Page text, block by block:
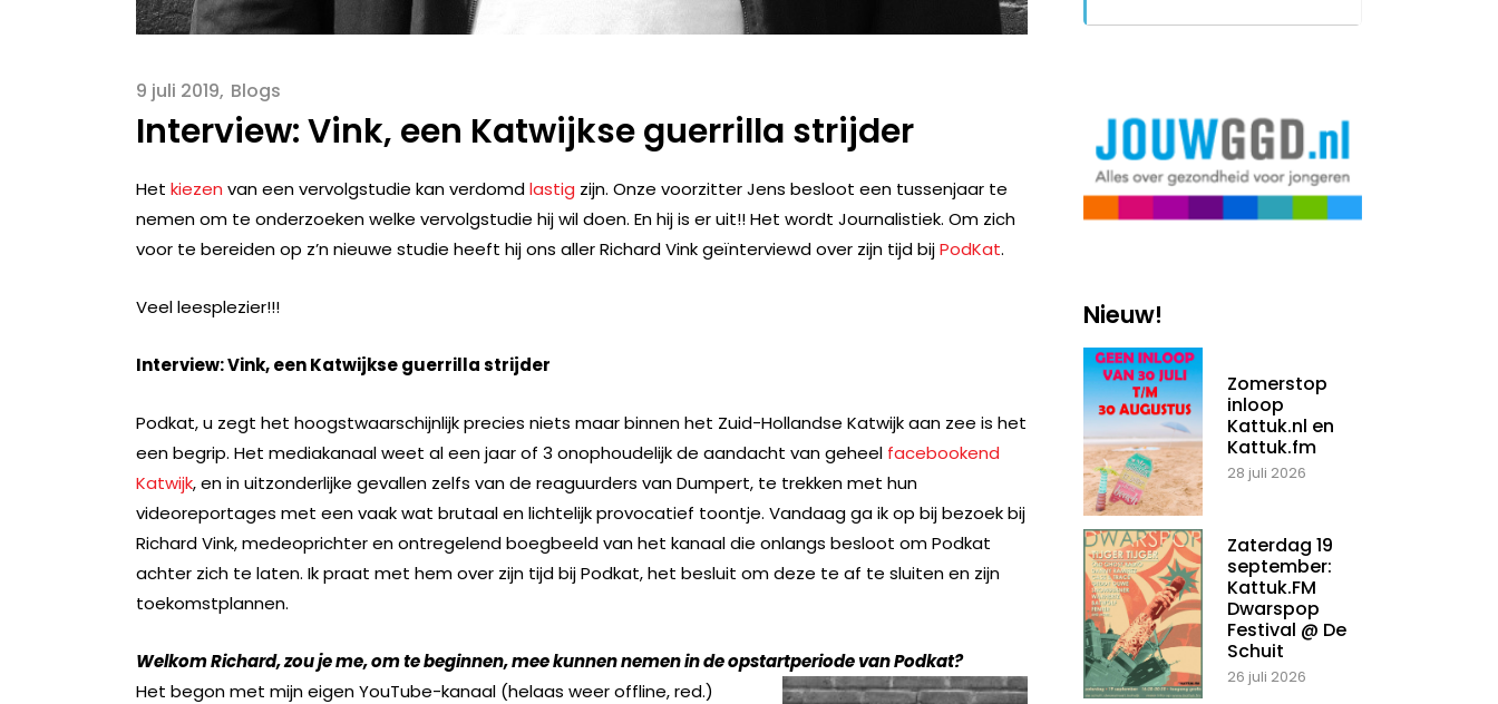
9 juli 2019 Blogs
Interview: Vink, een Katwijkse guerrilla strijder
Het kiezen van een vervolgstudie kan verdomdlastig zijn. Onze voorzitter Jens besloot een tussenjaar te
nemen om te onderzoeken welke vervolgstudie hij wil doen. En hij is er uit!! Het wordt Journalistiek. Om zich
voor te bereiden op z’n nieuwe studie heeft hij ons aller Richard Vink geïnterviewd over zijn tijd bijPodKat.
Veel leesplezier!!!
Interview: Vink, een Katwijkse guerrilla strijder
Podkat, u zegt het hoogstwaarschijnlijk precies niets maar binnen het Zuid-Hollandse Katwijk aan zee is het
een begrip. Het mediakanaal weet al een jaar of 3 onophoudelijk de aandacht van geheel facebookend
Katwijk, en in uitzonderlijke gevallen zelfs van de reaguurders van Dumpert, te trekken met hun
videoreportages met een vaak wat brutaal en lichtelijk provocatief toontje. Vandaag ga ik op bij bezoek bij
Richard Vink, medeoprichter en ontregelend boegbeeld van het kanaal die onlangs besloot om Podkat
achter zich te laten. Ik praat met hem over zijn tijd bij Podkat, het besluit om deze te af te sluiten en zijn
toekomstplannen.
Welkom Richard, zou je me, om te beginnen, mee kunnen nemen in de opstartperiode van Podkat?
Het begon met mijn eigen YouTube-kanaal (helaas weer offline, red.)
Nieuw!
Zomerstop
inloop
Kattuk.nl en
Kattuk.fm
28 juli 2026
Zaterdag 19
september:
Kattuk.FM
Dwarspop
Festival @ De
Schuit
26 juli 2026